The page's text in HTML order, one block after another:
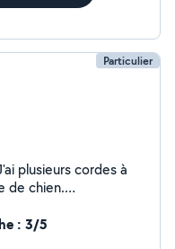
Particulier
plusieurs cordes à
de chien.
: 3/5